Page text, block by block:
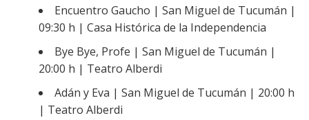
Encuentro Gaucho | San Miguel de Tucumán |
09:30 h | Casa Histórica de la Independencia
Bye Bye, Profe | San Miguel de Tucumán |
20:00 h | Teatro Alberdi
Adán y Eva | San Miguel de Tucumán | 20:00 h
| Teatro Alberdi